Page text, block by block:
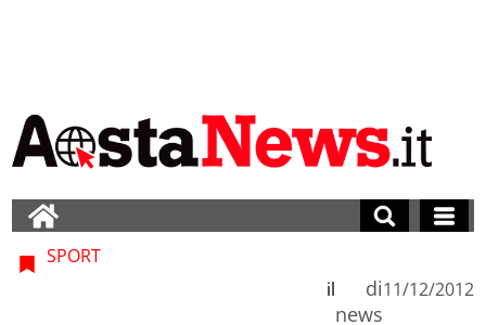
SPORT
di
news
il 11/12/2012